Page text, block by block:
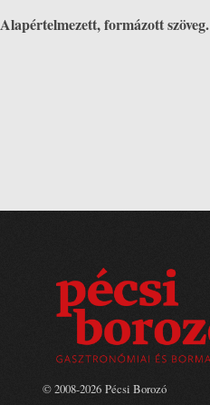
Alapértelmezett, formázott szöveg.
© 2008-2026 Pécsi Borozó